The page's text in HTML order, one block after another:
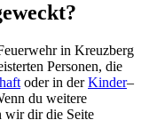
in Kreuzberg
Personen, die
oder in derKinder–
du weitere
wir dir die Seite